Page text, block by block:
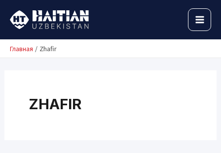
содержимому
Главная Zhafir
ZHAFIR